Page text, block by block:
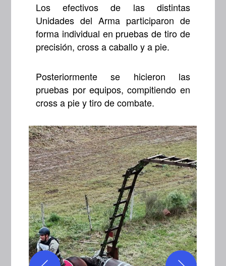
Los efectivos de las distintas
Unidades del Arma participaron de
forma individual en pruebas de tiro de
precisión, cross a caballo y a pie.
Posteriormente se hicieron las
pruebas por equipos, compitiendo en
cross a pie y tiro de combate.